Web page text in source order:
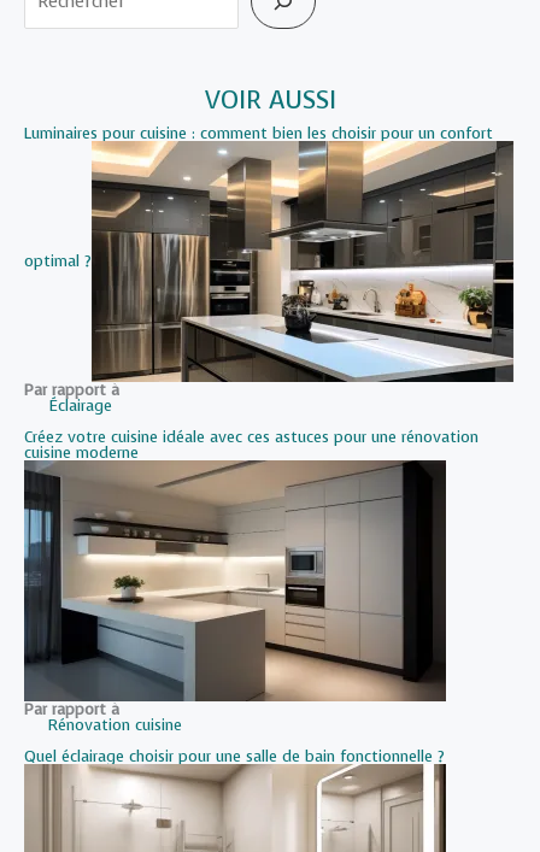
et
VOIR AUSSI
Luminaires pour cuisine : comment bien les choisir pour un confort
optimal ?
Par rapport à
Éclairage
Créez votre cuisine idéale avec ces astuces pour une rénovation
cuisine moderne
Par rapport à
Rénovation cuisine
Quel éclairage choisir pour une salle de bain fonctionnelle ?